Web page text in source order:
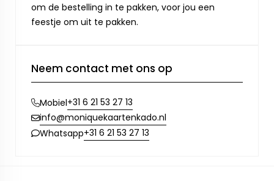
om de bestelling in te pakken, voor jou een
feestje om uit te pakken.
Neem contact met ons op
Mobiel+31 6 21 53 27 13
info@moniquekaartenkado.nl
Whatsapp+31 6 21 53 27 13